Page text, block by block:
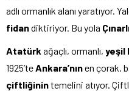
adlı ormanlık alanı yaratıyor.
fidandiktiriyor. Bu yola
Atatürk ağaçlı, ormanlı, yeşil
1925’teAnkara’nınen çorak,
çiftliğinintemelini atıyor.